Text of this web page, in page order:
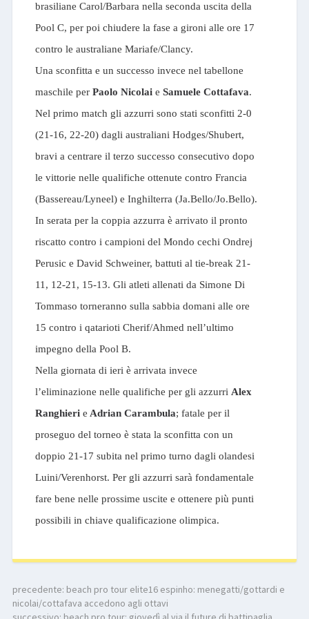
brasiliane Carol/Barbara nella seconda uscita della
Pool C, per poi chiudere la fase a gironi alle ore 17
contro le australiane Mariafe/Clancy.
Una sconfitta e un successo invece nel tabellone
maschile per Paolo Nicolai e Samuele Cottafava.
Nel primo match gli azzurri sono stati sconfitti 2-0
(21-16, 22-20) dagli australiani Hodges/Shubert,
bravi a centrare il terzo successo consecutivo dopo
le vittorie nelle qualifiche ottenute contro Francia
(Bassereau/Lyneel) e Inghilterra (Ja.Bello/Jo.Bello).
In serata per la coppia azzurra è arrivato il pronto
riscatto contro i campioni del Mondo cechi Ondrej
Perusic e David Schweiner, battuti al tie-break 21-
11, 12-21, 15-13. Gli atleti allenati da Simone Di
Tommaso torneranno sulla sabbia domani alle ore
15 contro i qatarioti Cherif/Ahmed nell’ultimo
impegno della Pool B.
Nella giornata di ieri è arrivata invece
l’eliminazione nelle qualifiche per gli azzurri Alex
Ranghieri e Adrian Carambula; fatale per il
proseguo del torneo è stata la sconfitta con un
doppio 21-17 subita nel primo turno dagli olandesi
Luini/Verenhorst. Per gli azzurri sarà fondamentale
fare bene nelle prossime uscite e ottenere più punti
possibili in chiave qualificazione olimpica.
precedente: beach pro tour elite16 espinho: menegatti/gottardi e
nicolai/cottafava accedono agli ottavi